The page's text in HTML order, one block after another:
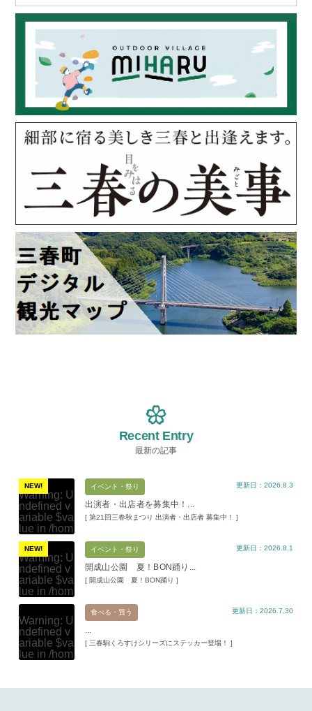
Recent Entry
最新の記事
NEW!
Warning: U
ndefined v
ariable $va
lue in /hom
e/xs11945
9/miharuko
ma.com/pu
blic_html/w
p-content/t
hemes/mih
aru/templat
e-parts/pic
up.phpon l
ine19
Warning: A
イベント・祭り
出演者・出店者を募集中！...
[ 第21回三春秋まつり 出演者・出店者 募集中！ ]
更新日：2026.8.3
NEW!
Warning: U
ndefined v
ariable $va
lue in /hom
e/xs11945
9/miharuko
ma.com/pu
blic_html/w
p-content/t
hemes/mih
up.phpon l
イベント・祭り
開成山公園 夏！BON踊り...
[ 開成山公園 夏！BON踊り ]
更新日：2026.8.1
Warning: U
ndefined v
ariable $va
lue in /hom
ma.com/pu
食べる・買う
[ 三春駒くろすけシリーズにステッカー登場！ ]
更新日：2026.7.30